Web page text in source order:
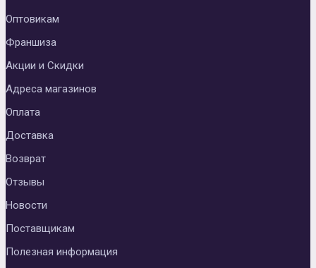
Оптовикам
Франшиза
Акции и Скидки
Адреса магазинов
Оплата
Доставка
Возврат
Отзывы
Новости
Поставщикам
Полезная информация